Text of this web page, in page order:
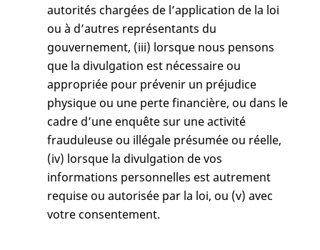
autorités chargées de l’application de la loi
ou à d’autres représentants du
gouvernement, (iii) lorsque nous pensons
que la divulgation est nécessaire ou
appropriée pour prévenir un préjudice
physique ou une perte financière, ou dans le
cadre d’une enquête sur une activité
frauduleuse ou illégale présumée ou réelle,
(iv) lorsque la divulgation de vos
informations personnelles est autrement
requise ou autorisée par la loi, ou (v) avec
votre consentement.